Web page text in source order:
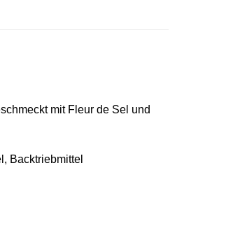
mit Fleur de Sel und
Backtriebmittel